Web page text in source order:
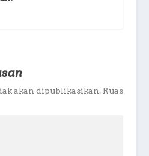
akan dipublikasikan. Ruas